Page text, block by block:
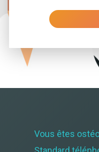
Vous êtes